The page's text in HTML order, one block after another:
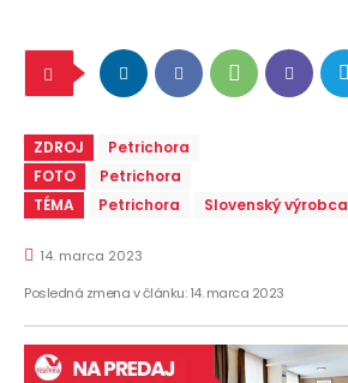
ZDROJ
Petrichora
FOTO
Petrichora
TÉMA
Petrichora Slovenský výrobca
14. marca 2023
Posledná zmena v článku: 14. marca 2023